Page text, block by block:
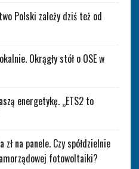
Polski zależy dziś też od
Okrągły stół o OSE w
energetykę. „ETS2 to
na panele. Czy spółdzielnie
fotowoltaiki?